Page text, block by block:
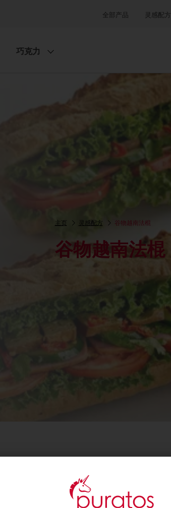
全部产品 灵感配方
巧克力
主页 灵感配方 谷物越南法棍
谷物越南法棍